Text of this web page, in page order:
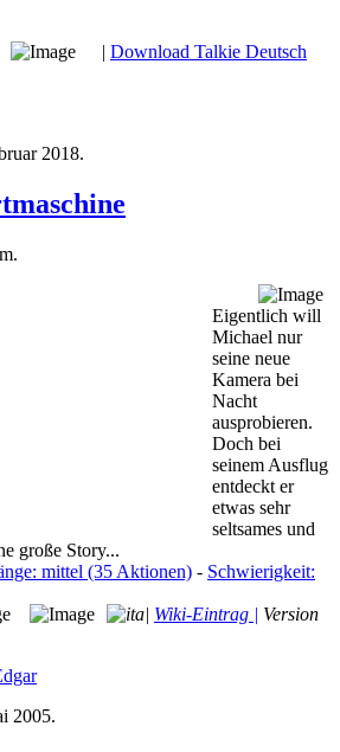
| Download Talkie Deutsch
2018.
Eigentlich will
Michael nur
seine neue
Kamera bei
Nacht
ausprobieren.
Doch bei
seinem Ausflug
entdeckt er
etwas sehr
seltsames und
große Story...
mittel (35 Aktionen) - Schwierigkeit:
| Wiki-Eintrag | Version
2005.